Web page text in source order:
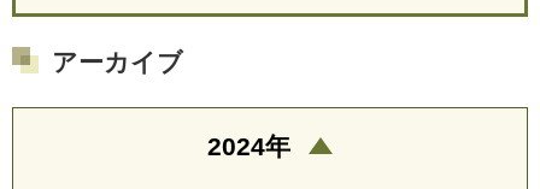
アーカイブ
2024年